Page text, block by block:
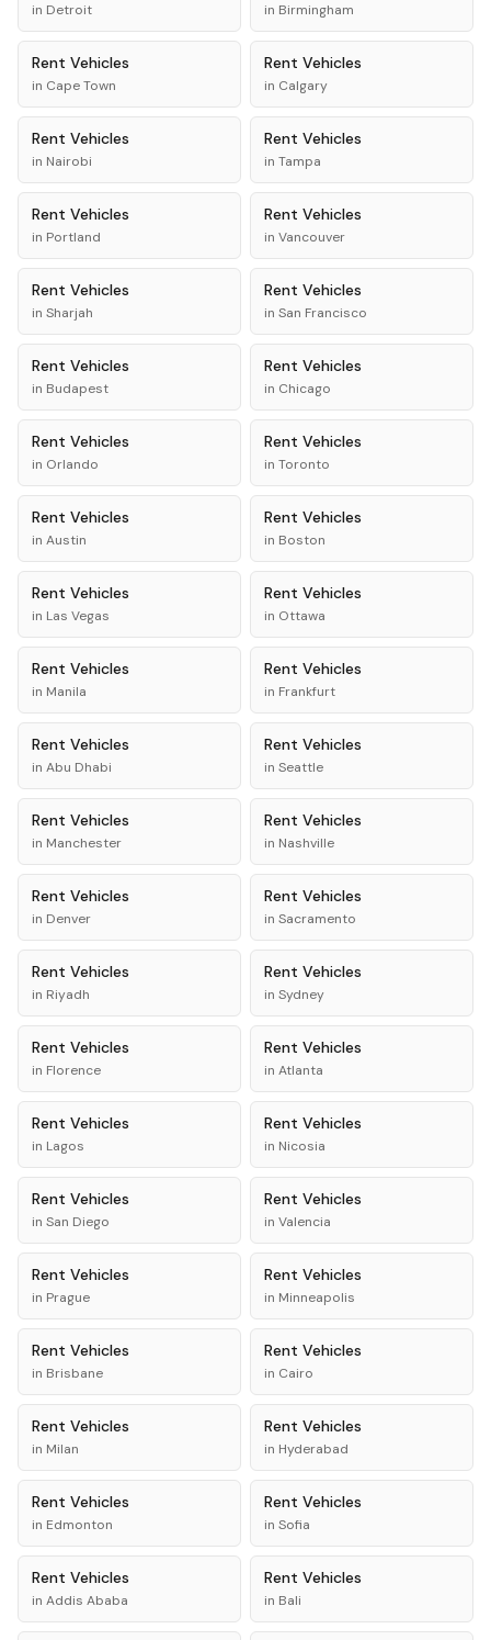
in Detroit in Birmingham
Rent Vehicles
in Cape Town
Rent Vehicles
in Calgary
Rent Vehicles
in Nairobi
Rent Vehicles
in Tampa
Rent Vehicles
in Portland
Rent Vehicles
in Vancouver
Rent Vehicles
in Sharjah
Rent Vehicles
in San Francisco
Rent Vehicles
in Budapest
Rent Vehicles
in Chicago
Rent Vehicles
in Orlando
Rent Vehicles
in Toronto
Rent Vehicles
in Austin
Rent Vehicles
in Boston
Rent Vehicles
in Las Vegas
Rent Vehicles
in Ottawa
Rent Vehicles
in Manila
Rent Vehicles
in Frankfurt
Rent Vehicles
in Abu Dhabi
Rent Vehicles
in Seattle
Rent Vehicles
in Manchester
Rent Vehicles
in Nashville
Rent Vehicles
in Denver
Rent Vehicles
in Sacramento
Rent Vehicles
in Riyadh
Rent Vehicles
in Sydney
Rent Vehicles
in Florence
Rent Vehicles
in Atlanta
Rent Vehicles
in Lagos
Rent Vehicles
in Nicosia
Rent Vehicles
in San Diego
Rent Vehicles
in Valencia
Rent Vehicles
in Prague
Rent Vehicles
in Minneapolis
Rent Vehicles
in Brisbane
Rent Vehicles
in Cairo
Rent Vehicles
in Milan
Rent Vehicles
in Hyderabad
Rent Vehicles
in Edmonton
Rent Vehicles
in Sofia
Rent Vehicles
in Addis Ababa
Rent Vehicles
in Bali